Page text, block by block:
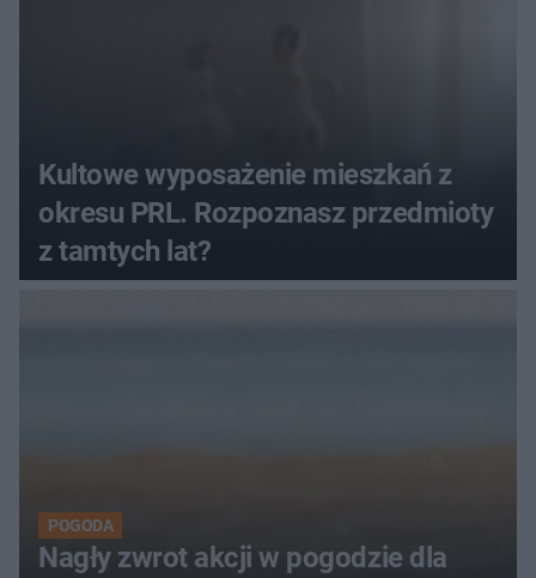
Kultowe wyposażenie mieszkań z
okresu PRL. Rozpoznasz przedmioty
z tamtych lat?
POGODA
Nagły zwrot akcji w pogodzie dla